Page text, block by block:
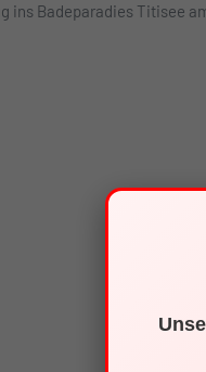
ins Badeparadies Titisee